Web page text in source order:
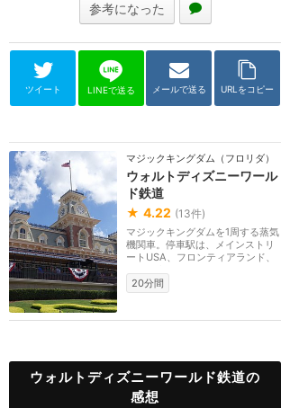
参考になった
ツイート LINEで送る メールで送る URLをコピー
マジックキングダム（フロリダ）
ウォルトディズニーワール
ド鉄道
★ 4.22 (13件)
マジックキングダムを1周する蒸気
機関車。停車駅は、メインストリ
ートUSA、フロンティアランド、
20分間
ウォルトディズニーワールド鉄道の
感想